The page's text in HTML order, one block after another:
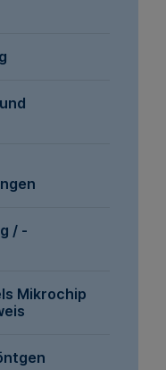
/ -
Mikrochip